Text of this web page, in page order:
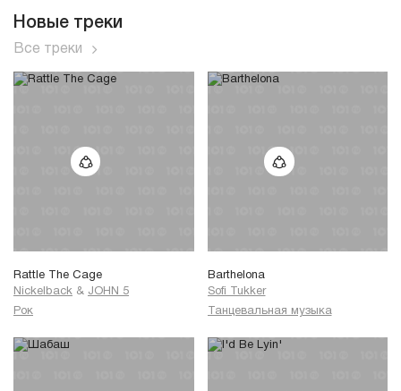
Новые треки
Все треки
Rattle The Cage
Nickelback & JOHN 5
Рок
Barthelona
Sofi Tukker
Танцевальная музыка